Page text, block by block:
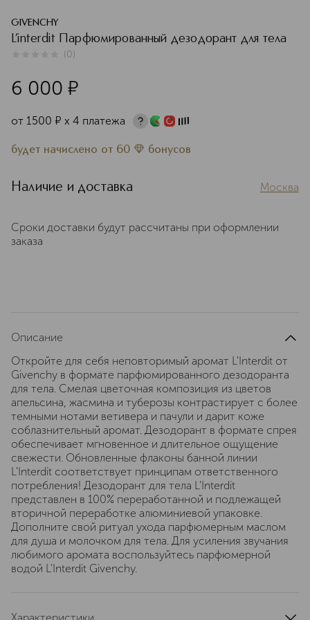
GIVENCHY
L’interdit Парфюмированный дезодорант для тела
(0)
6 000 ¤
от 1500 ¤ х 4 платежа
будет начислено от 60 бонусов
Наличие и доставка Москва
Сроки доставки будут рассчитаны при оформлении
заказа
Описание
Откройте для себя неповторимый аромат L'Interdit от
Givenchy в формате парфюмированного дезодоранта
для тела. Смелая цветочная композиция из цветов
апельсина, жасмина и туберозы контрастирует с более
темными нотами ветивера и пачули и дарит коже
соблазнительный аромат. Дезодорант в формате спрея
обеспечивает мгновенное и длительное ощущение
свежести. Обновленные флаконы банной линии
L'Interdit соответствует принципам ответственного
потребления! Дезодорант для тела L'Interdit
представлен в 100% переработанной и подлежащей
вторичной переработке алюминиевой упаковке.
Дополните свой ритуал ухода парфюмерным маслом
для душа и молочком для тела. Для усиления звучания
любимого аромата воспользуйтесь парфюмерной
водой L'Interdit Givenchy.